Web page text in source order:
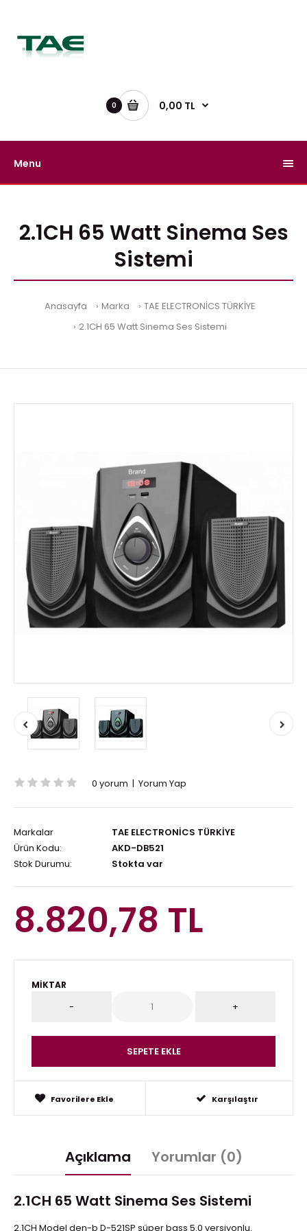
0 0,00 TL
Menu
2.1CH 65 Watt Sinema Ses
Sistemi
Anasayfa Marka
TAE ELECTRONİCS TÜRKİYE
2.1CH 65 Watt Sinema Ses Sistemi
0 yorum | Yorum Yap
Markalar
TAE ELECTRONİCS TÜRKİYE
Ürün Kodu:
AKD-DB521
Stok Durumu:
Stokta var
8.820,78 TL
MIKTAR
Favorilere Ekle Karşılaştır
Açıklama Yorumlar (0)
2.1CH 65 Watt Sinema Ses Sistemi
2.1CH Model den-b D-521SP süper bass 5.0 versiyonlu.